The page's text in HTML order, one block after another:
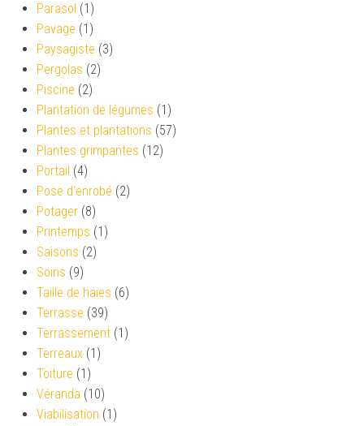
Parasol (1)
Pavage (1)
Paysagiste (3)
Pergolas (2)
Piscine (2)
Plantation de légumes (1)
Plantes et plantations (57)
Plantes grimpantes (12)
Portail (4)
Pose d'enrobé (2)
Potager (8)
Printemps (1)
Saisons (2)
Soins (9)
Taille de haies (6)
Terrasse (39)
Terrassement (1)
Terreaux (1)
Toiture (1)
Véranda (10)
Viabilisation (1)